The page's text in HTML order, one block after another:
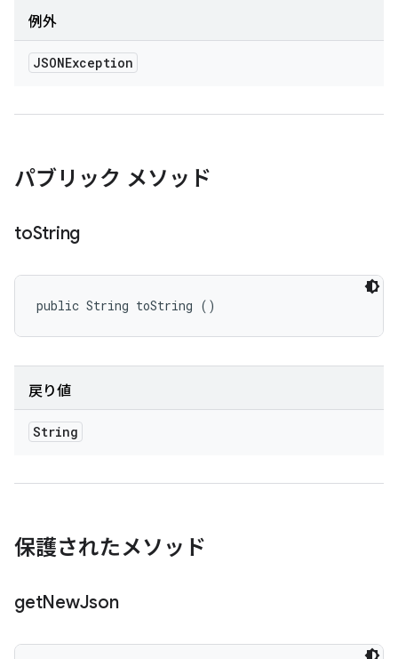
例外
JSONException
パブリック メソッド
toString
public String toString ()
戻り値
String
保護されたメソッド
getNewJson